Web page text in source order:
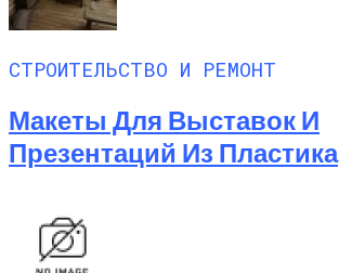
СТРОИТЕЛЬСТВО И РЕМОНТ
Макеты Для Выставок И
Презентаций Из Пластика